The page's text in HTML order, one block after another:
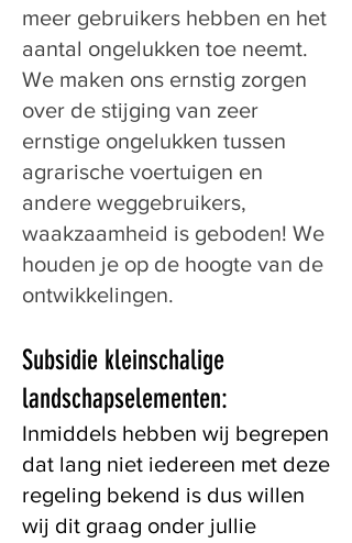
meer gebruikers hebben en het
aantal ongelukken toe neemt.
We maken ons ernstig zorgen
over de stijging van zeer
ernstige ongelukken tussen
agrarische voertuigen en
andere weggebruikers,
waakzaamheid is geboden! We
houden je op de hoogte van de
ontwikkelingen.
Subsidie kleinschalige
landschapselementen:
Inmiddels hebben wij begrepen
dat lang niet iedereen met deze
regeling bekend is dus willen
wij dit graag onder jullie